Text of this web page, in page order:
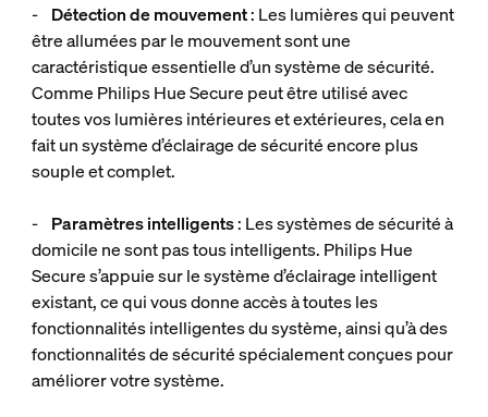
- Détection de mouvement: Les lumières qui peuvent
être allumées par le mouvement sont une
caractéristique essentielle d’un système de sécurité.
Comme Philips Hue Secure peut être utilisé avec
toutes vos lumières intérieures et extérieures, cela en
fait un système d’éclairage de sécurité encore plus
souple et complet.
- Paramètres intelligents: Les systèmes de sécurité à
domicile ne sont pas tous intelligents. Philips Hue
Secure s’appuie sur le système d’éclairage intelligent
existant, ce qui vous donne accès à toutes les
fonctionnalités intelligentes du système, ainsi qu’à des
fonctionnalités de sécurité spécialement conçues pour
améliorer votre système.